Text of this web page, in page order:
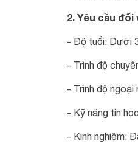
2. Yêu cầu
- Độ tuổi: Dưới
- Trình độ
- Trình độ ngoại
- Kỹ năng tin
- Kinh nghiệm: